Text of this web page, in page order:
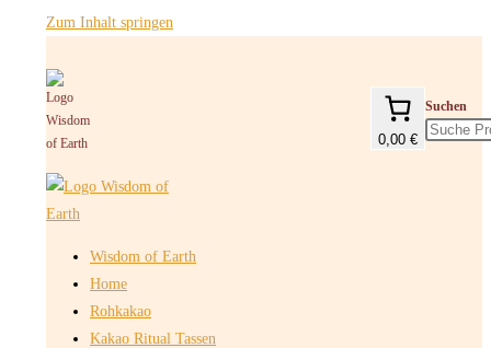
Zum Inhalt springen
0,00 €
Suchen
Wisdom of Earth
Home
Rohkakao
Kakao Ritual Tassen